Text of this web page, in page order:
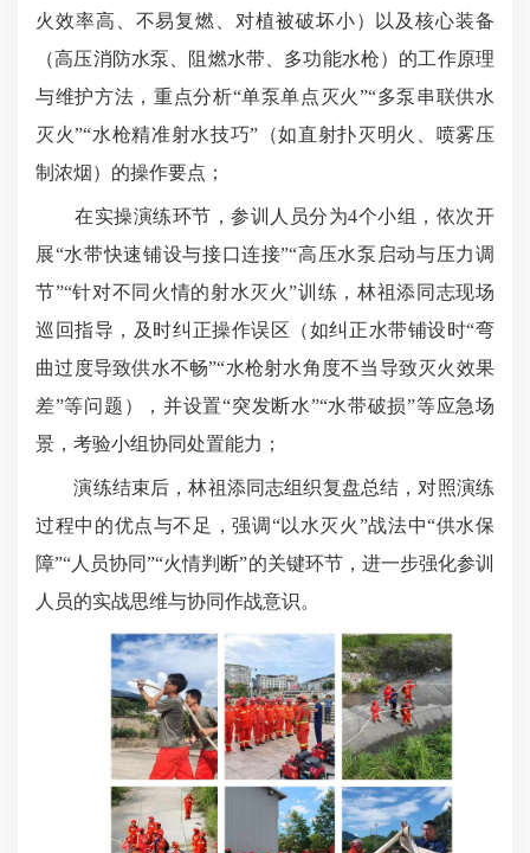
火效率高、不易复燃、对植被破坏小）以及核心装备
（高压消防水泵、阻燃水带、多功能水枪）的工作原理
与维护方法，重点分析“单泵单点灭火”“多泵串联供水
灭火”“水枪精准射水技巧”（如直射扑灭明火、喷雾压
制浓烟）的操作要点；
在实操演练环节，参训人员分为4个小组，依次开
展“水带快速铺设与接口连接”“高压水泵启动与压力调
节”“针对不同火情的射水灭火”训练，林祖添同志现场
巡回指导，及时纠正操作误区（如纠正水带铺设时“弯
曲过度导致供水不畅”“水枪射水角度不当导致灭火效果
差”等问题），并设置“突发断水”“水带破损”等应急场
景，考验小组协同处置能力；
演练结束后，林祖添同志组织复盘总结，对照演练
过程中的优点与不足，强调“以水灭火”战法中“供水保
障”“人员协同”“火情判断”的关键环节，进一步强化参训
人员的实战思维与协同作战意识。